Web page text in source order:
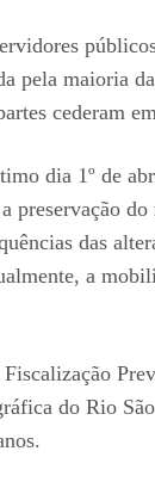
pela maioria
cederam
dia 1º de
preservação
das
a
Fiscalização
do Rio